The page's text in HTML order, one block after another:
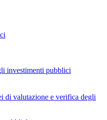
investimenti pubblici
di valutazione e verifica degli